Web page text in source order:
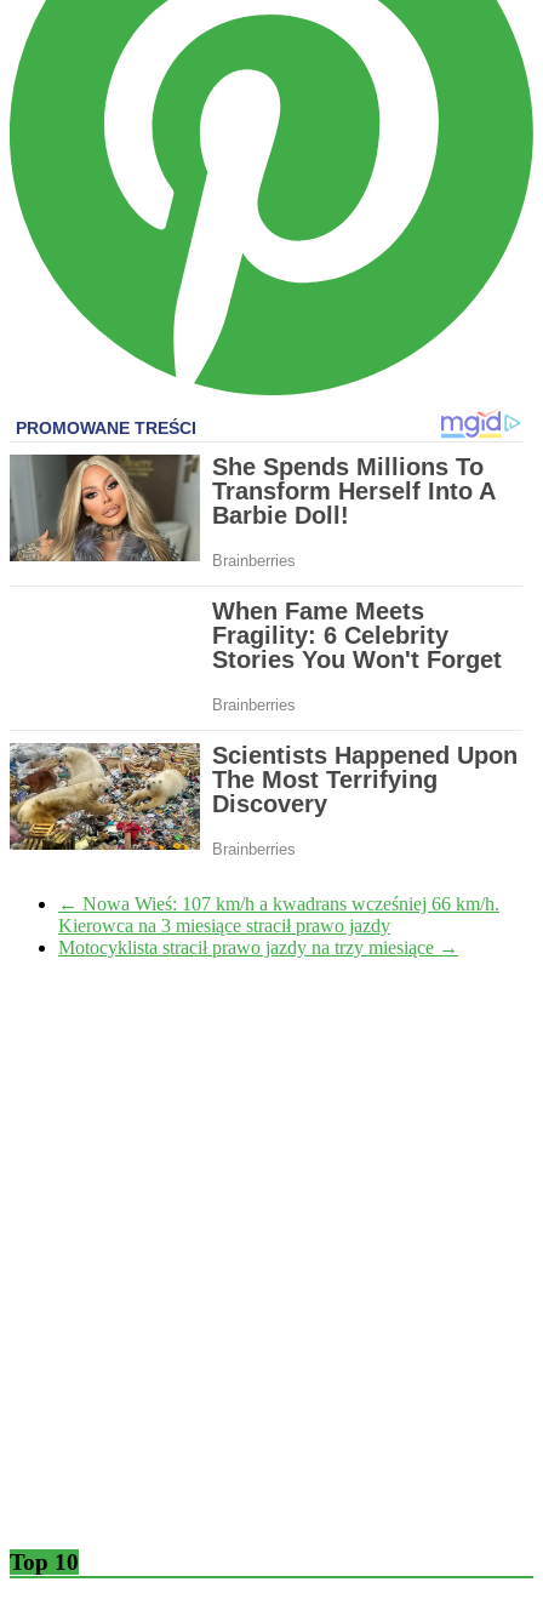
← Nowa Wieś: 107 km/h a kwadrans wcześniej 66 km/h.
Kierowca na 3 miesiące stracił prawo jazdy
Motocyklista stracił prawo jazdy na trzy miesiące →
Top 10